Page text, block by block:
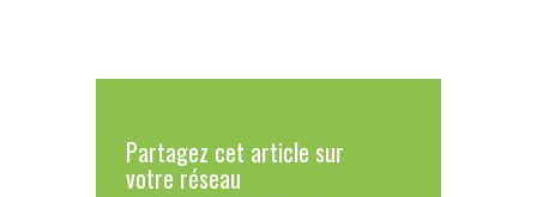
Partagez cet article sur
votre réseau